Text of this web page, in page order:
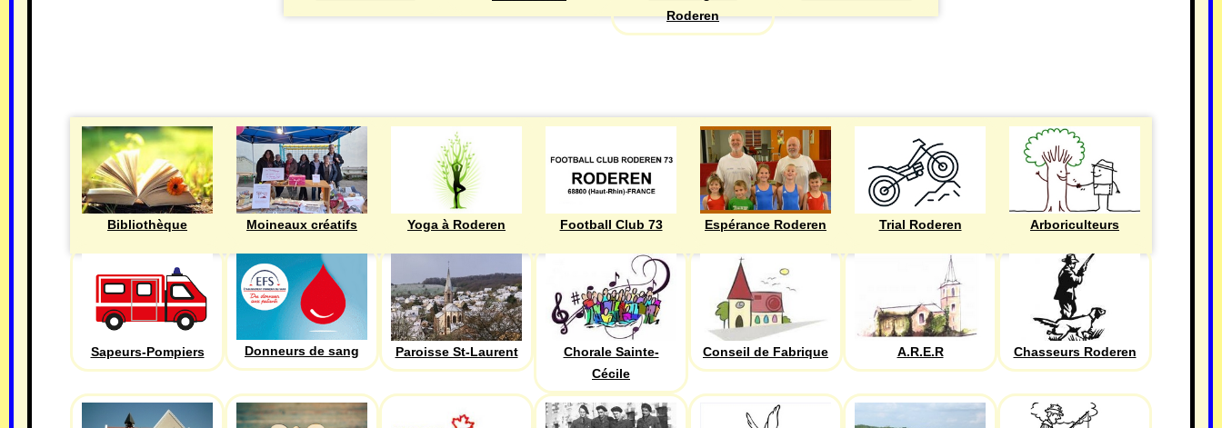
Roderen
Bibliothèque Moineaux créatifs Yoga à Roderen Football Club 73 Espérance Roderen Trial Roderen Arboriculteurs
Sapeurs-Pompiers Donneurs de sang Paroisse St-Laurent
Chorale Sainte-
Cécile
Conseil de Fabrique A.R.E.R Chasseurs Roderen